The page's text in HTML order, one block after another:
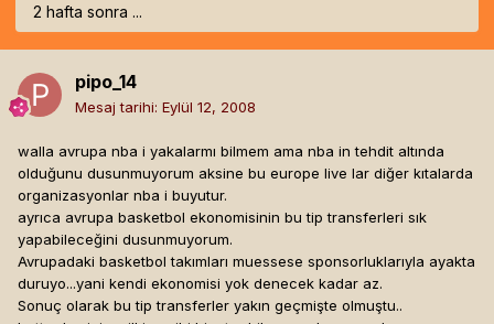
2 hafta sonra ...
pipo_14
Mesaj tarihi: Eylül 12, 2008
walla avrupa nba i yakalarmı bilmem ama nba in tehdit altında
olduğunu dusunmuyorum aksine bu europe live lar diğer kıtalarda
organizasyonlar nba i buyutur.
ayrıca avrupa basketbol ekonomisinin bu tip transferleri sık
yapabileceğini dusunmuyorum.
Avrupadaki basketbol takımları muessese sponsorluklarıyla ayakta
duruyo...yani kendi ekonomisi yok denecek kadar az.
Sonuç olarak bu tip transferler yakın geçmişte olmuştu..